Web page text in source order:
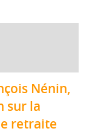
Nénin,
sur la
retraite